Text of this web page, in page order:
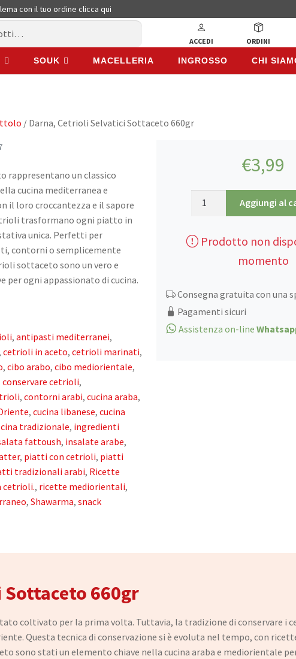
con il tuo ordine clicca qui
ACCEDI ORDINI
SOUK MACELLERIA INGROSSO CHI
/ Darna, Cetrioli Selvatici Sottaceto 660gr
€3,99
Sottaceto
Aggiungi al
Prodotto non
momento
Consegna gratuita con una
Pagamenti sicuri
Assistenza on-line
rappresentano un classico
cucina mediterranea e
il loro croccantezza e il sapore
trasformano ogni piatto in
unica. Perfetti per
contorni o semplicemente
sottaceto sono un vero e
per ogni appassionato di cucina.
, antipasti mediterranei,
, cetrioli in aceto, cetrioli marinati,
, cibo arabo, cibo mediorientale,
conservare cetrioli,
, contorni arabi, cucina araba,
, cucina libanese, cucina
tradizionale, ingredienti
fattoush, insalate arabe,
, piatti con cetrioli, piatti
tradizionali arabi, Ricette
cetrioli., ricette mediorientali,
, Shawarma, snack
660gr
coltivato per la prima volta. Tuttavia, la tradizione di conservare i
Questa tecnica di conservazione si è evoluta nel tempo, con
sono stati un elemento chiave nella cucina araba e mediorientale